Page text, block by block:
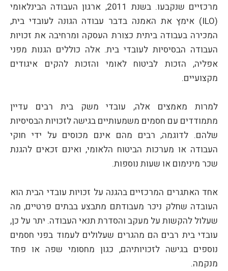
מרכזיים שנקבעו. בשנת 2011, ארגון העבודה הבינלאומי
(ILO) אימץ את האמנה בדבר עבודה הגונה לעובדי בית,
המכירה בעבודה ביתית כצורת העסקה ומרחיבה את זכויות
העבודה הבסיסיות לעובדי בית. אלה כוללים הגנות מפני
אפליה, הזכות לביטוח לאומי והזכות להקים איגודים
מקצועיים.
למרות מאמצים אלה, עובדי משק בית רבים עדיין
מתמודדים עם חסמים משמעותיים בגישה לזכויות הבסיסיות
שלהם. לדוגמה, רבים מהם אינם מכוסים על ידי חוקי
העבודה או מערכות הביטוח הלאומי, ואינם זכאים להגנת
שכר מינימום או שעות נוספות.
אחד האתגרים המרכזיים בהגנה על זכויות עובדי הבית הוא
העובדה שחלק ניכר מעבודתם מתבצע בבתים פרטיים, מה
שעלול להקשות על מעקב והסדרת תנאי העבודה. יתר על כן,
עובדי בית רבים הם מהגרים שעלולים לעמוד בפני חסמים
נוספים בגישה לזכויותיהם, כגון מחסומי שפה או פחד
מנקמה.